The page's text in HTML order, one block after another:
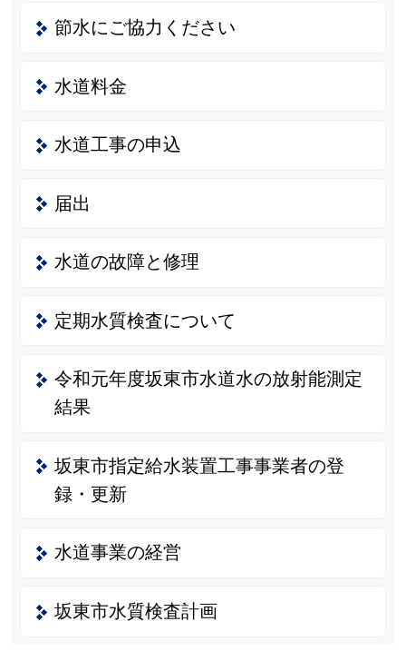
節水にご協力ください
水道料金
水道工事の申込
届出
水道の故障と修理
定期水質検査について
令和元年度坂東市水道水の放射能測定
結果
坂東市指定給水装置工事事業者の登
録・更新
水道事業の経営
坂東市水質検査計画